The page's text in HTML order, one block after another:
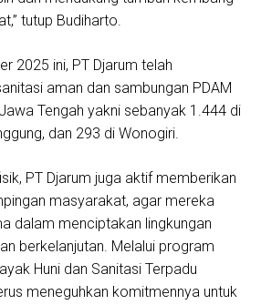
tutup Budiharto.
2025 ini, PT Djarum telah
aman dan sambungan PDAM
Tengah yakni sebanyak 1.444 di
dan 293 di Wonogiri.
PT Djarum juga aktif memberikan
masyarakat, agar mereka
dalam menciptakan lingkungan
berkelanjutan. Melalui program
Huni dan Sanitasi Terpadu
meneguhkan komitmennya untuk